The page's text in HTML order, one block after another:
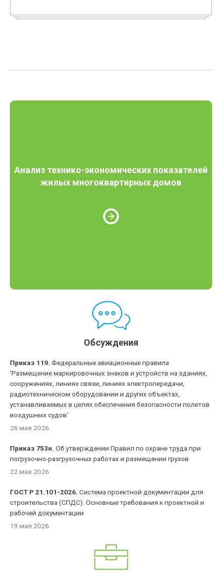
Анализ технико-экономических показателей
жилых многоквартирных домов
Обсуждения
Приказ 119. Федеральные авиационные правила
'Размещение маркировочных знаков и устройств на зданиях,
сооружениях, линиях связи, линиях электропередачи,
радиотехническом оборудовании и других объектах,
устанавливаемых в целях обеспечения безопасности полетов
воздушных судов'
26 мая 2026
Приказ 753н. Об утверждении Правил по охране труда при
погрузочно-разгрузочных работах и размещении грузов
22 мая 2026
ГОСТ Р 21.101-2026. Система проектной документации для
строительства (СПДС). Основные требования к проектной и
рабочей документации
19 мая 2026